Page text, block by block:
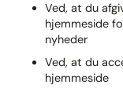
Ved, at du
hjemmeside
nyheder
Ved, at du
hjemmeside